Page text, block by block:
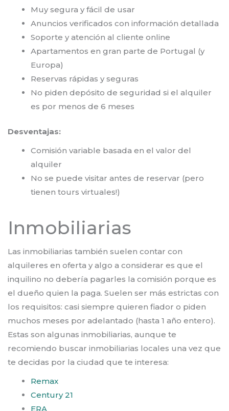
Muy segura y fácil de usar
Anuncios verificados con información detallada
Soporte y atención al cliente online
Apartamentos en gran parte de Portugal (y
Europa)
Reservas rápidas y seguras
No piden depósito de seguridad si el alquiler
es por menos de 6 meses
Desventajas:
Comisión variable basada en el valor del
alquiler
No se puede visitar antes de reservar (pero
tienen tours virtuales!)
Inmobiliarias
Las inmobiliarias también suelen contar con
alquileres en oferta y algo a considerar es que el
inquilino no debería pagarles la comisión porque es
el dueño quien la paga. Suelen ser más estrictas con
los requisitos: casi siempre quieren fiador o piden
muchos meses por adelantado (hasta 1 año entero).
Estas son algunas inmobiliarias, aunque te
recomiendo buscar inmobiliarias locales una vez que
te decidas por la ciudad que te interesa:
Remax
Century 21
ERA